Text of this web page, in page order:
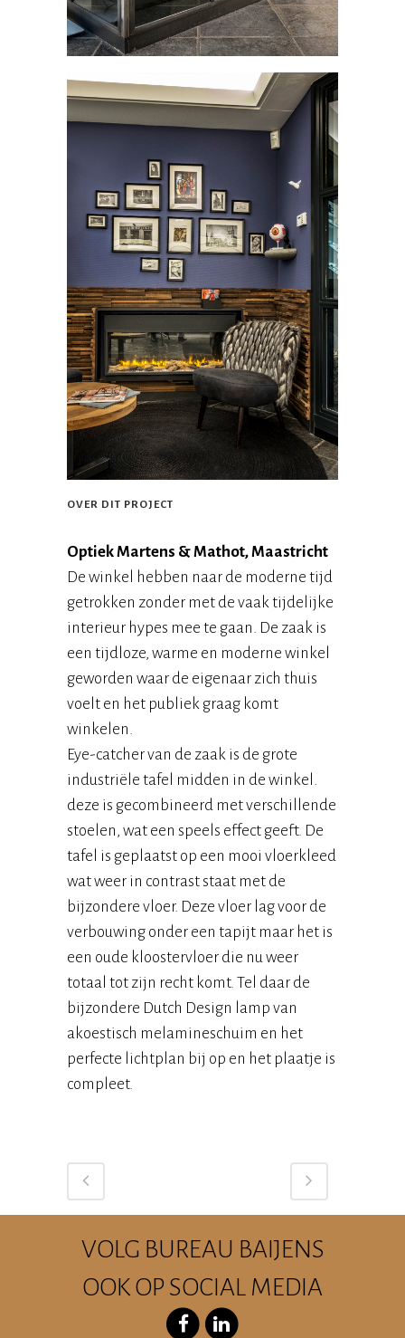
OVER DIT PROJECT
Optiek Martens & Mathot, Maastricht
De winkel hebben naar de moderne tijd
getrokken zonder met de vaak tijdelijke
interieur hypes mee te gaan. De zaak is
een tijdloze, warme en moderne winkel
geworden waar de eigenaar zich thuis
voelt en het publiek graag komt
winkelen.
Eye-catcher van de zaak is de grote
industriële tafel midden in de winkel.
deze is gecombineerd met verschillende
stoelen, wat een speels effect geeft. De
tafel is geplaatst op een mooi vloerkleed
wat weer in contrast staat met de
bijzondere vloer. Deze vloer lag voor de
verbouwing onder een tapijt maar het is
een oude kloostervloer die nu weer
totaal tot zijn recht komt. Tel daar de
bijzondere Dutch Design lamp van
akoestisch melamineschuim en het
perfecte lichtplan bij op en het plaatje is
compleet.
VOLG BUREAU BAIJENS
OOK OP SOCIAL MEDIA